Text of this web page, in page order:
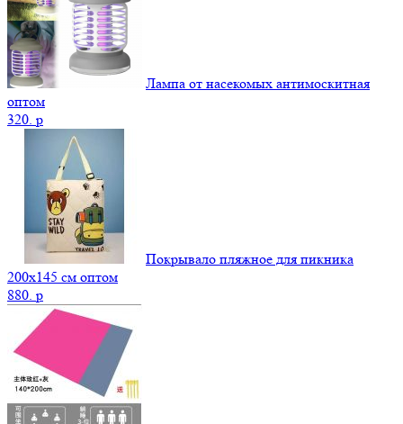
Лампа от насекомых антимоскитная
оптом
320. p
Покрывало пляжное для пикника
200х145 см оптом
880. p